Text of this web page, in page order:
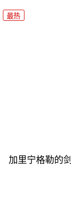
最热
加里宁格勒的